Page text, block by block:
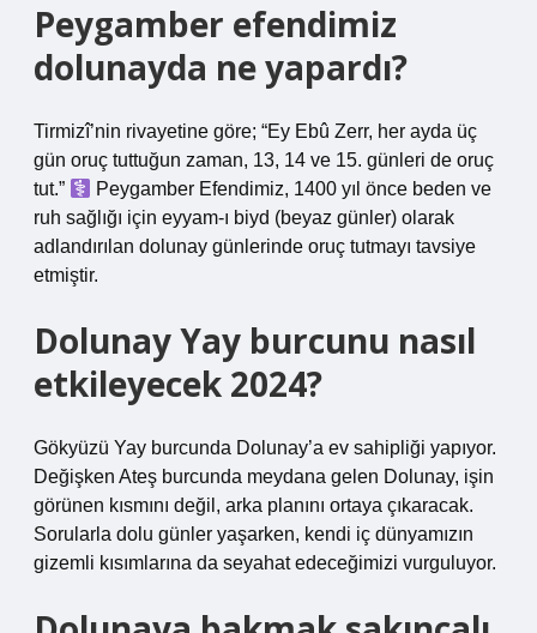
Peygamber efendimiz
dolunayda ne yapardı?
Tirmizî’nin rivayetine göre; “Ey Ebû Zerr, her ayda üç
gün oruç tuttuğun zaman, 13, 14 ve 15. günleri de oruç
tut.”
Peygamber Efendimiz, 1400 yıl önce beden ve
ruh sağlığı için eyyam-ı biyd (beyaz günler) olarak
adlandırılan dolunay günlerinde oruç tutmayı tavsiye
etmiştir.
Dolunay Yay burcunu nasıl
etkileyecek 2024?
Gökyüzü Yay burcunda Dolunay’a ev sahipliği yapıyor.
Değişken Ateş burcunda meydana gelen Dolunay, işin
görünen kısmını değil, arka planını ortaya çıkaracak.
Sorularla dolu günler yaşarken, kendi iç dünyamızın
gizemli kısımlarına da seyahat edeceğimizi vurguluyor.